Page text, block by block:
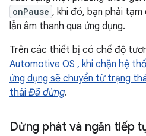
onPause , khi đó, bạn phải
lẫn âm thanh qua ứng dụng.
Trên các thiết bị có chế độ
Automotive OS , khi chặn hệ
ứng dụng sẽ chuyển từ trạng
thái Đã dừng.
Dừng phát và ngăn tiếp